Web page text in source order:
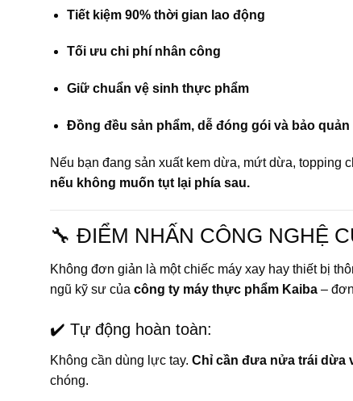
Tiết kiệm 90% thời gian lao động
Tối ưu chi phí nhân công
Giữ chuẩn vệ sinh thực phẩm
Đồng đều sản phẩm, dễ đóng gói và bảo quản
Nếu bạn đang sản xuất kem dừa, mứt dừa, topping
nếu không muốn tụt lại phía sau.
🔧 ĐIỂM NHẤN CÔNG NGHỆ
Không đơn giản là một chiếc máy xay hay thiết bị
ngũ kỹ sư của công ty máy thực phẩm Kaiba –
✔️ Tự động hoàn toàn:
Không cần dùng lực tay. Chỉ cần đưa nửa trái dừa
chóng.